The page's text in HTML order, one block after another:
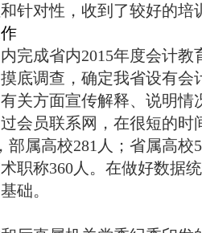
针对性，收到了较好的培
完成省内2015年度会计教
底调查，确定我省设有会
关方面宣传解释、说明
会员联系网，在很短的
部属高校281 人；省属高校
职称360人。在做好数据
础。